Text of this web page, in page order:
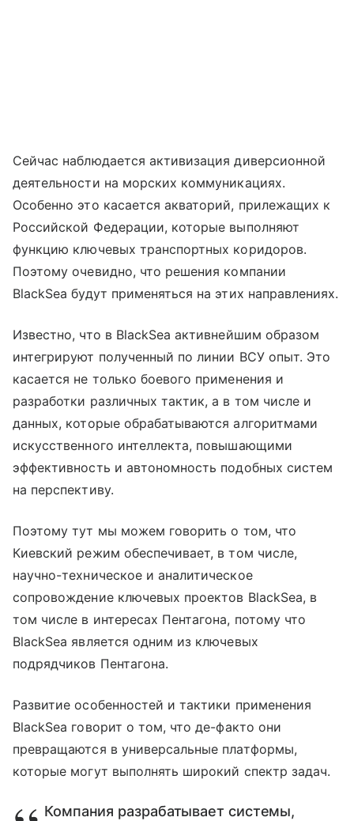
Сейчас наблюдается активизация диверсионной
деятельности на морских коммуникациях.
Особенно это касается акваторий, прилежащих к
Российской Федерации, которые выполняют
функцию ключевых транспортных коридоров.
Поэтому очевидно, что решения компании
BlackSea будут применяться на этих направлениях.
Известно, что в BlackSea активнейшим образом
интегрируют полученный по линии ВСУ опыт. Это
касается не только боевого применения и
разработки различных тактик, а в том числе и
данных, которые обрабатываются алгоритмами
искусственного интеллекта, повышающими
эффективность и автономность подобных систем
на перспективу.
Поэтому тут мы можем говорить о том, что
Киевский режим обеспечивает, в том числе,
научно-техническое и аналитическое
сопровождение ключевых проектов BlackSea, в
том числе в интересах Пентагона, потому что
BlackSea является одним из ключевых
подрядчиков Пентагона.
Развитие особенностей и тактики применения
BlackSea говорит о том, что де-факто они
превращаются в универсальные платформы,
которые могут выполнять широкий спектр задач.
Компания разрабатывает системы,